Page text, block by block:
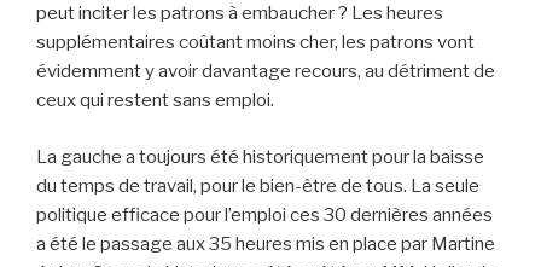
peut inciter les patrons à embaucher ? Les heures
supplémentaires coûtant moins cher, les patrons vont
évidemment y avoir davantage recours, au détriment de
ceux qui restent sans emploi.
La gauche a toujours été historiquement pour la baisse
du temps de travail, pour le bien-être de tous. La seule
politique efficace pour l’emploi ces 30 dernières années
a été le passage aux 35 heures mis en place par Martine